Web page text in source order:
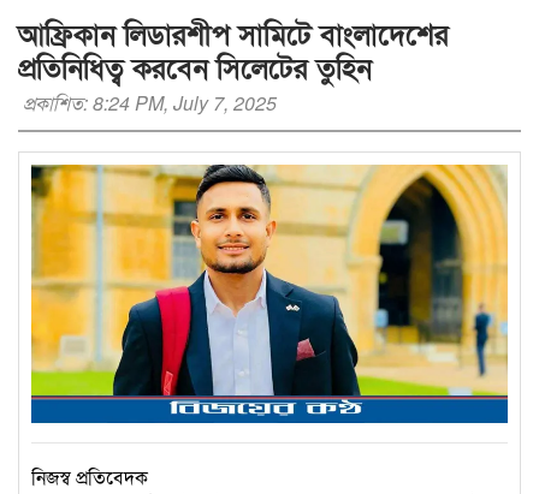
যার যেখানে খালি জায়গা আছে, গাছ লাগান — আব্দুল কাইয়ুম চৌধুরী
আফ্রিকান লিডারশীপ সামিটে বাংলাদেশের
প্রতিনিধিত্ব করবেন সিলেটের তুহিন
প্রকাশিত: 8:24 PM, July 7, 2025
নিজস্ব প্রতিবেদক